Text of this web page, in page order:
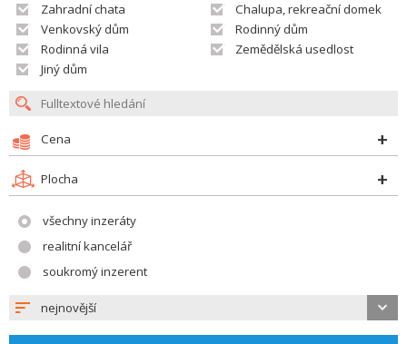
Zahradní chata
Chalupa, rekreační domek
Venkovský dům
Rodinný dům
Rodinná vila
Zemědělská usedlost
Jiný dům
Cena
Plocha
všechny inzeráty
realitní kancelář
soukromý inzerent
nejnovější